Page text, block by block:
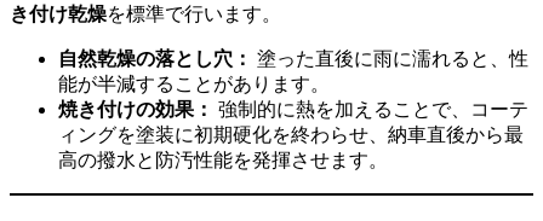
き付け乾燥を標準で行います。
自然乾燥の落とし穴： 塗った直後に雨に濡れると、性
能が半減することがあります。
焼き付けの効果： 強制的に熱を加えることで、コーテ
ィングを塗装に初期硬化を終わらせ、納車直後から最
高の撥水と防汚性能を発揮させます。